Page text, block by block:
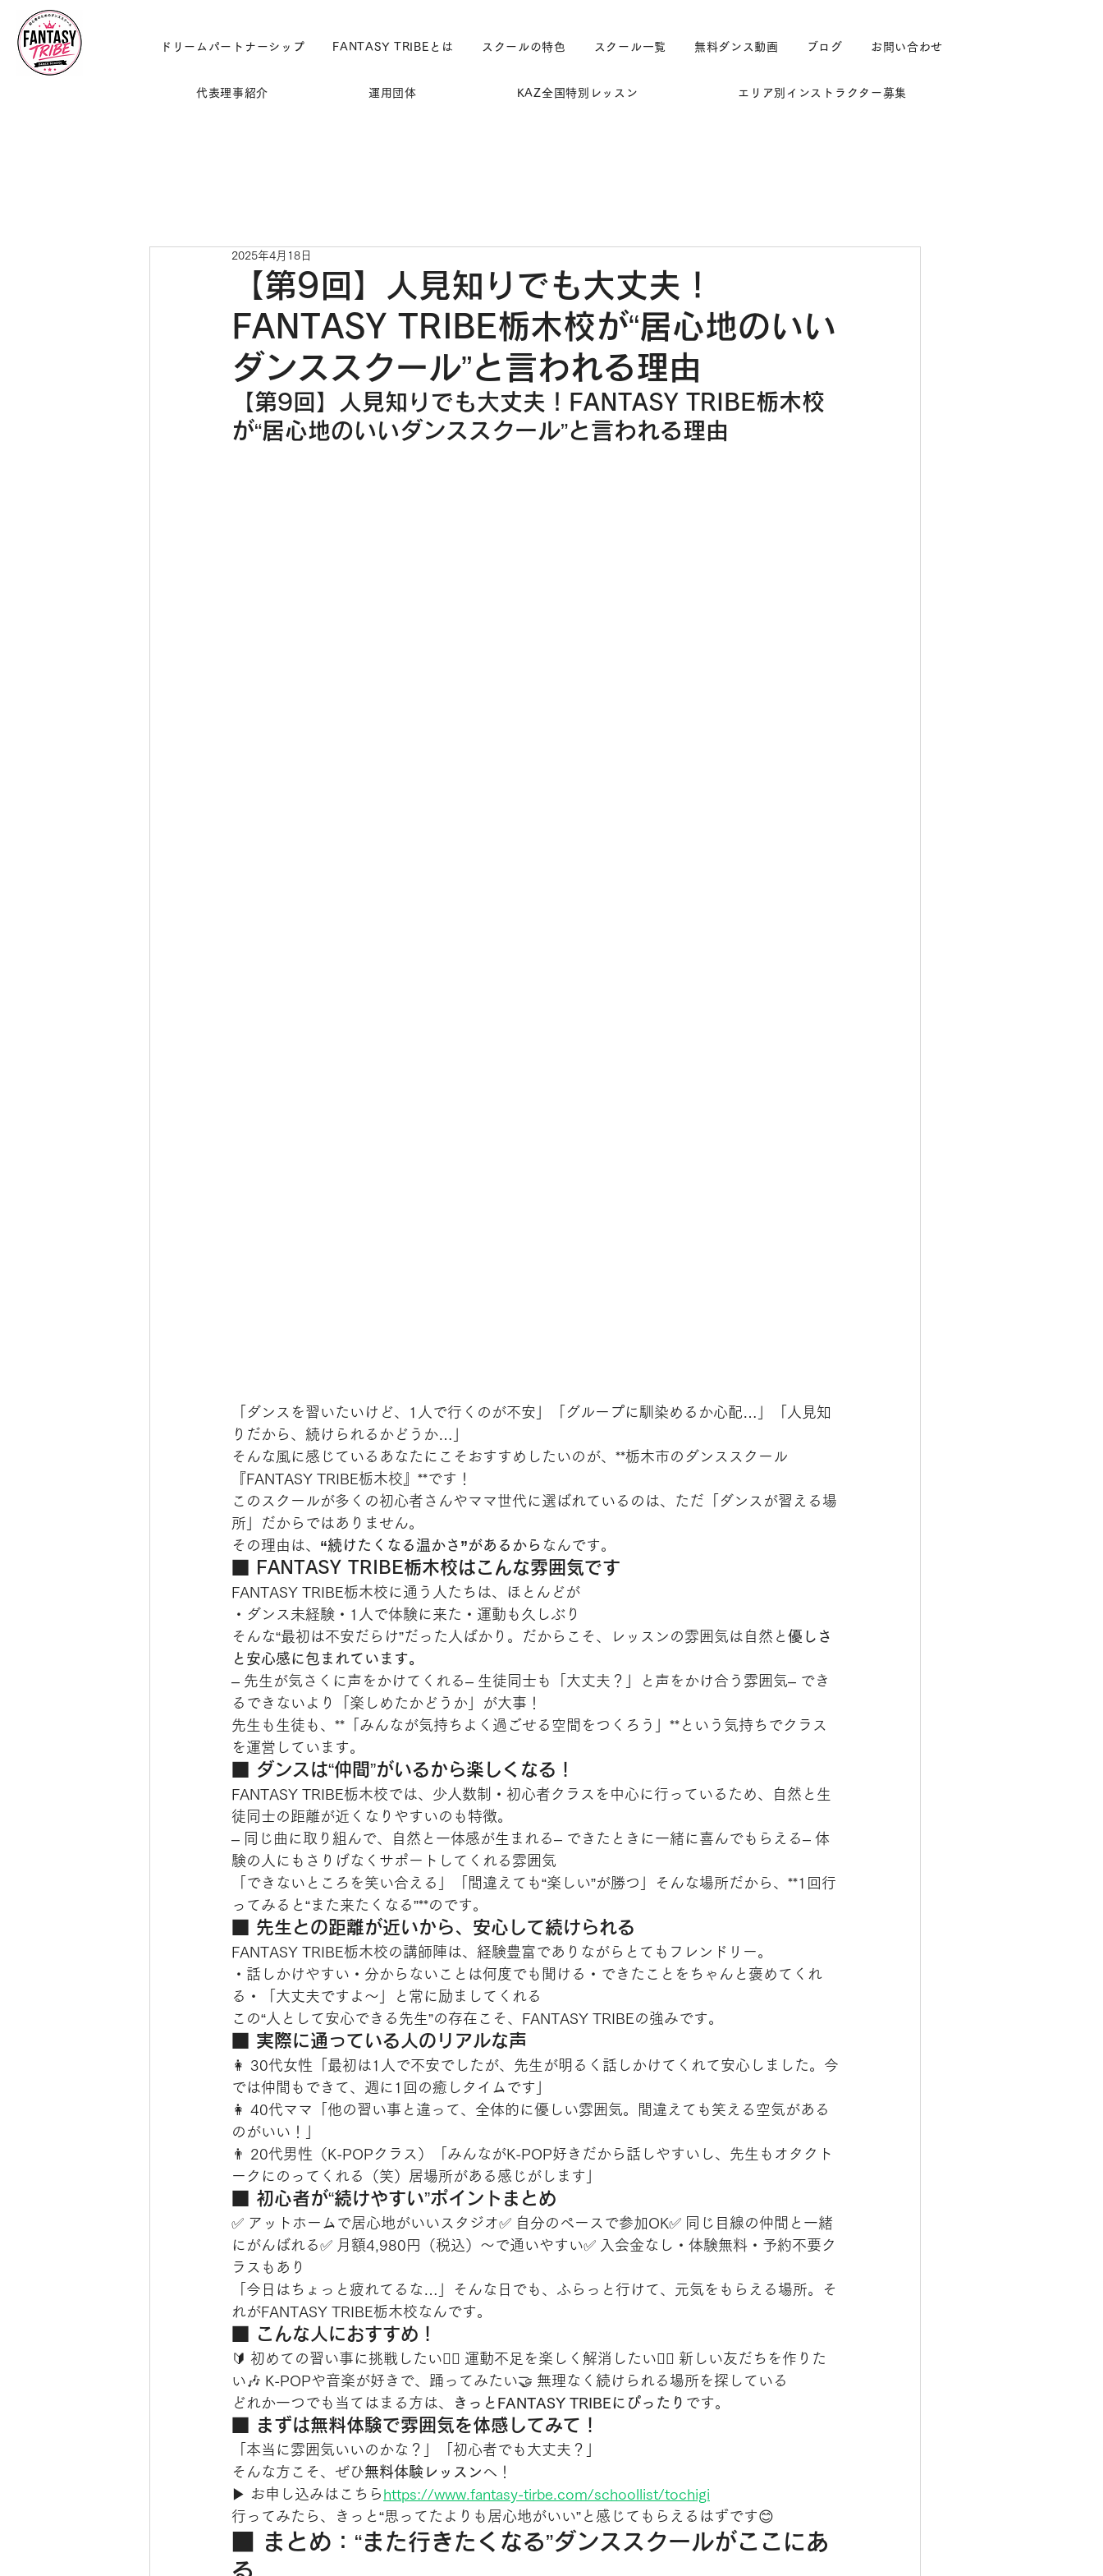
ドリームパートナーシップ FANTASY TRIBEとは スクールの特色 スクール一覧 無料ダンス動画 ブログ お問い合わせ
代表理事紹介 運用団体 KAZ全国特別レッスン エリア別インストラクター募集
【第9回】人見知りでも大丈夫！
FANTASY TRIBE栃木校が“居心地のいい
ダンススクール”と言われる理由
2025年4月18日
【第9回】人見知りでも大丈夫！FANTASY TRIBE栃木校
が“居心地のいいダンススクール”と言われる理由
「ダンスを習いたいけど、1人で行くのが不安」「グループに馴染めるか心配…」「人見知
りだから、続けられるかどうか…」
そんな風に感じているあなたにこそおすすめしたいのが、**栃木市のダンススクール
『FANTASY TRIBE栃木校』**です！
このスクールが多くの初心者さんやママ世代に選ばれているのは、ただ「ダンスが習える場
所」だからではありません。
その理由は、 “続けたくなる温かさ”があるから なんです。
■ FANTASY TRIBE栃木校はこんな雰囲気です
FANTASY TRIBE栃木校に通う人たちは、ほとんどが
・ダンス未経験・1人で体験に来た・運動も久しぶり
そんな“最初は不安だらけ”だった人ばかり。だからこそ、レッスンの雰囲気は自然と 優しさ
と安心感に包まれています。
– 先生が気さくに声をかけてくれる– 生徒同士も「大丈夫？」と声をかけ合う雰囲気– でき
るできないより「楽しめたかどうか」が大事！
先生も生徒も、**「みんなが気持ちよく過ごせる空間をつくろう」**という気持ちでクラス
を運営しています。
■ ダンスは“仲間”がいるから楽しくなる！
FANTASY TRIBE栃木校では、少人数制・初心者クラスを中心に行っているため、自然と生
徒同士の距離が近くなりやすいのも特徴。
– 同じ曲に取り組んで、自然と一体感が生まれる– できたときに一緒に喜んでもらえる– 体
験の人にもさりげなくサポートしてくれる雰囲気
「できないところを笑い合える」「間違えても“楽しい”が勝つ」そんな場所だから、**1回行
ってみると“また来たくなる”**のです。
■ 先生との距離が近いから、安心して続けられる
FANTASY TRIBE栃木校の講師陣は、経験豊富でありながらとてもフレンドリー。
・話しかけやすい・分からないことは何度でも聞ける・できたことをちゃんと褒めてくれ
る・「大丈夫ですよ〜」と常に励ましてくれる
この“人として安心できる先生”の存在こそ、FANTASY TRIBEの強みです。
■ 実際に通っている人のリアルな声
👩 30代女性「最初は1人で不安でしたが、先生が明るく話しかけてくれて安心しました。今
では仲間もできて、週に1回の癒しタイムです」
👩 40代ママ「他の習い事と違って、全体的に優しい雰囲気。間違えても笑える空気がある
のがいい！」
👨 20代男性（K-POPクラス）「みんながK-POP好きだから話しやすいし、先生もオタクト
ークにのってくれる（笑）居場所がある感じがします」
■ 初心者が“続けやすい”ポイントまとめ
✅ アットホームで居心地がいいスタジオ✅ 自分のペースで参加OK✅ 同じ目線の仲間と一緒
にがんばれる✅ 月額4,980円（税込）〜で通いやすい✅ 入会金なし・体験無料・予約不要ク
ラスもあり
「今日はちょっと疲れてるな…」そんな日でも、ふらっと行けて、元気をもらえる場所。そ
れがFANTASY TRIBE栃木校なんです。
■ こんな人におすすめ！
🔰 初めての習い事に挑戦したい🧘‍♀️ 運動不足を楽しく解消したい👯‍♀️ 新しい友だちを作りた
い🎶 K-POPや音楽が好きで、踊ってみたい🤝 無理なく続けられる場所を探している
どれか一つでも当てはまる方は、
きっとFANTASY TRIBEにぴったり です。
■ まずは無料体験で雰囲気を体感してみて！
「本当に雰囲気いいのかな？」「初心者でも大丈夫？」
そんな方こそ、ぜひ無料体験レッスン へ！
▶ お申し込みはこちら https://www.fantasy-tirbe.com/schoollist/tochigi
行ってみたら、きっと“思ってたよりも居心地がいい”と感じてもらえるはずです😊
■ まとめ：“また行きたくなる”ダンススクールがここにあ
る